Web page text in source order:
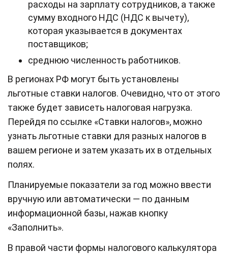
расходы на зарплату сотрудников, а также
сумму входного НДС (НДС к вычету),
которая указывается в документах
поставщиков;
среднюю численность работников.
В регионах РФ могут быть установлены
льготные ставки налогов. Очевидно, что от этого
также будет зависеть налоговая нагрузка.
Перейдя по ссылке «Ставки налогов», можно
узнать льготные ставки для разных налогов в
вашем регионе и затем указать их в отдельных
полях.
Планируемые показатели за год можно ввести
вручную или автоматически — по данным
информационной базы, нажав кнопку
«Заполнить».
В правой части формы налогового калькулятора